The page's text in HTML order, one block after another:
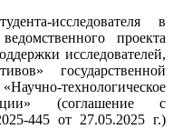
исследователя в
проекта
исследователей,
государственной
технологическое
(соглашение с
445 от 27.05.2025 г.)